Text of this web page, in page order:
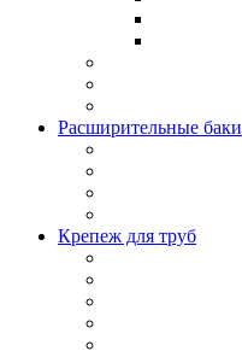
Расширительные баки
Крепеж для труб